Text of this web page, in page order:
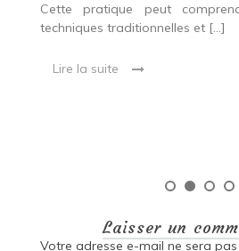
Cette pratique peut
techniques traditionnelles et […]
Lire la suite
Laisser un
Votre adresse e-mail ne sera pas